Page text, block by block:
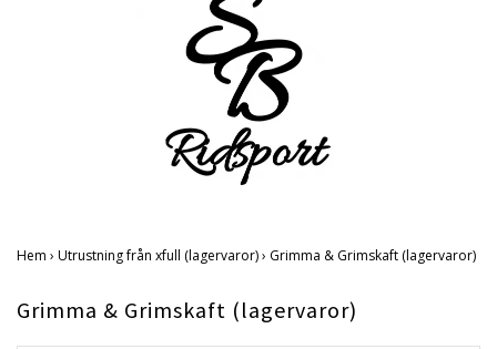
Hem › Utrustning från xfull (lagervaror)› Grimma & Grimskaft (lagervaror)
Grimma & Grimskaft (lagervaror)